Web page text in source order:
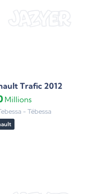
Trafic 2012
Millions
- Tébessa